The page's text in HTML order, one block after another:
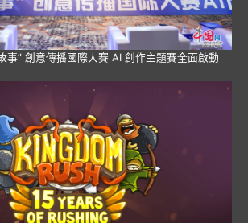
事” 創意傳播國際大賽 AI 創作主題賽全面啟動